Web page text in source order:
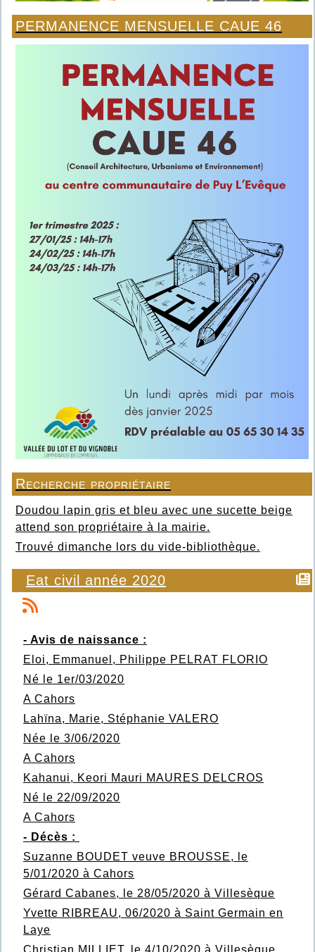
PERMANENCE MENSUELLE CAUE 46
Recherche propriétaire
Doudou lapin gris et bleu avec une sucette beige
attend son propriétaire à la mairie.
Trouvé dimanche lors du vide-bibliothèque.
Eat civil année 2020
- Avis de naissance :
Eloi, Emmanuel, Philippe PELRAT FLORIO
Né le 1er/03/2020
A Cahors
Lahïna, Marie, Stéphanie VALERO
Née le 3/06/2020
A Cahors
Kahanui, Keori Mauri MAURES DELCROS
Né le 22/09/2020
A Cahors
- Décès :
Suzanne BOUDET veuve BROUSSE, le
5/01/2020 à Cahors
Gérard Cabanes, le 28/05/2020 à Villesèque
Yvette RIBREAU, 06/2020 à Saint Germain en
Laye